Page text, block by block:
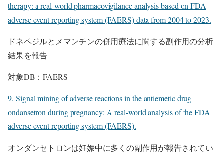
therapy: a real-world pharmacovigilance analysis based on FDA
adverse event reporting system (FAERS) data from 2004 to 2023.
ドネペジルとメマンチンの併用療法に関する副作用の分析
結果を報告
対象DB：FAERS
9. Signal mining of adverse reactions in the antiemetic drug
ondansetron during pregnancy: A real-world analysis of the FDA
adverse event reporting system (FAERS).
オンダンセトロンは妊娠中に多くの副作用が報告されてい